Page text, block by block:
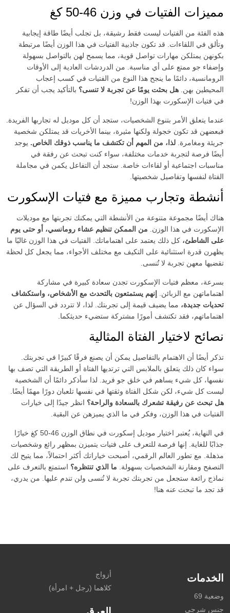
مميزات الفتيات في وزن 46-50 كغ
هذه الفئة من الفتيات ليست فقط رشيقة، بل تجلب أيضًا طاقة إيجابية
وتألق في اللقاءات. قد تكون جاذبية الفتيات في هذا الوزن أيضًا مرتبطة
بكونهن يمتلكن مهارات تواصل قوية، مما يسمح لهن بالتواصل بسهولة
وإضفاء جو ممتع على أي مناسبة. من الدردشات العادية إلى الأوقات
الرومانسية، دائمًا ما ينجح هذا النوع من الفتيات في كسب إعجاب
المحيطين بهن. هل بحثت يومًا عن تجربة لا تنسى؟ بالتأكيد يجب أن تفكر
في فتيات الإسكورت بهذا الوزن!
عندما يتعلق الأمر بتنوع الشخصيات، ستجد أن كل موديل له تجاربها الفريدة.
فبعضهن قد تكون خجولة ولكنها مثيرة، بينما الأخريات قد يمتلكن شخصية
جريئة ومغامرة. لذا، من المهم أن تكتشف ما يناسب ذوقك الخاص. يوجد
أيضًا فرصة لتجربة خدمات مختلفة، سواء كنت تبحث عن رفقة في
مناسبات اجتماعية أو لقاءات خاصة. ستجد أن التفاعل يكمن في مجاملة
الفتاة لنفسها وتفاصيل شخصيتها.
أنشطة وتجارب مميزة مع فتيات الإسكورت
هناك أيضًا مجموعة متنوعة من الأنشطة التي يمكنك تجربتها مع موديلات
الإسكورت في هذا الوزن. من الممكن تنظيم عشاء رومانسي، أو حتى يوم
على الشاطئ، كل ذلك يعتمد على اهتماماتك. الفتيات في هذا الوزن غالبًا ما
يظهرن قدرة استثنائية على التكيف مع مختلف الأجواء، مما يجعل كل لحظة
تقضيها معهن تجربة لا تُنسى.
بسرعة، معظم فتيات الإسكورت تجدن سعادة كبيرة في مشاركة
اهتماماتهن مع الزبائن.
إنهم يستمتعون بالتحدث مع الأشخاص، واستكشاف
تحديات جديدة، مما يضيف قيمة إلى تجربتك. لذا، لا تتردد في السؤال عن
اهتماماتهم، فقد تكتشف أمورًا مشتركة ستضيء حديثكما.
نصائح لاختيار الفتاة المثالية
تذكر أيضًا أن الاهتمام بالتفاصيل يمكن أن يصنع فرقًا كبيرًا في تجربتك.
سواء كان ذلك يتعلق بالملابس التي ترتديها الفتاة أو الطريقة التي تصف بها
نفسها، كل شيء يساهم في خلق جو فريد. لذا سأذكر دائمًا أن الشخصية
ليست كل شيء، لكن شكل الفتاة وثقتها في نفسها تلعبان دورًا مهمًا أيضًا.
هل تبحث عن رفيقة تشعرك بالسعادة والراحة؟ انظر جيدًا إلى خيارات
الفتيات في هذا الوزن، وفكر في ما الذي يميزهن عن البقية.
في النهاية، يُعتبر اختيار موديل إسكورت في نطاق الوزن 46-50 كغ خيارًا
جذابًا للغاية. إنها فرصة للتعرف على فتيات يتميزن بمظهر رائع وشخصيات
مذهلة. مع تطور العالم الرقمي، أصبحت خياراتك أكثر احتمالاً، مما يتيح لك
التصفح ومقارنة الشخصيات بسهولة. ما الذي تنتظره؟ استمتع بالتعرف على
نماذج رائعة ستجعل من تجربتك تجربة لا تُنسى ولن تندم عليها. من يدري،
قد تجد ما تبحث عنه هنا!
الخدمات
وضعية 69
جنس شرجي
أزواج
كلاهما (رجل + امرأة)